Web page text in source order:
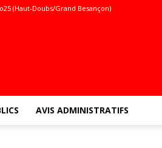
(Haut-Doubs/Grand Besançon)
AVIS ADMINISTRATIFS